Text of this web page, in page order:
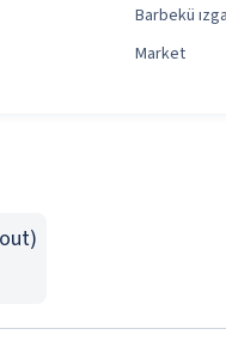
Barbekü
Market